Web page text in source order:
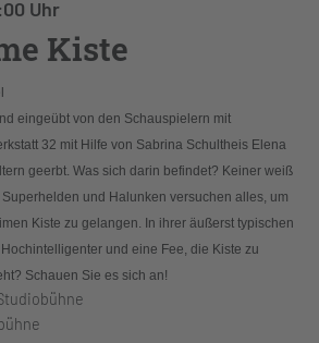
Uhr
Kiste
eingeübt von den Schauspielern mit
32 mit Hilfe von Sabrina Schultheis Elena
geerbt. Was sich darin befindet? Keiner weiß
und Halunken versuchen alles, um
Kiste zu gelangen. In ihrer äußerst typischen
und eine Fee, die Kiste zu
Schauen Sie es sich an!